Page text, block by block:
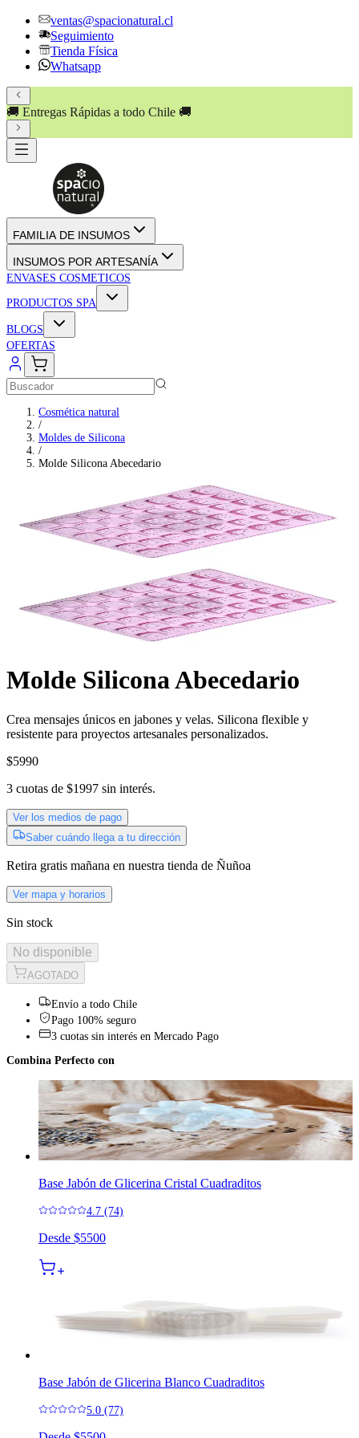
ventas@spacionatural.cl
Seguimiento
Tienda Física
Whatsapp
🚚 Entregas Rápidas a todo Chile 🚚
FAMILIA DE INSUMOS
INSUMOS POR ARTESANÍA
ENVASES COSMETICOS
PRODUCTOS SPA
BLOGS
OFERTAS
Cosmética natural
/
Moldes de Silicona
/
Molde Silicona Abecedario
Molde Silicona Abecedario
Crea mensajes únicos en jabones y velas. Silicona flexible y
resistente para proyectos artesanales personalizados.
$5990
3 cuotas de $1997 sin interés.
Ver los medios de pago
Saber cuándo llega a tu dirección
Retira gratis mañana en nuestra tienda de Ñuñoa
Ver mapa y horarios
Sin stock
No disponible
AGOTADO
Envío a todo Chile
Pago 100% seguro
3 cuotas sin interés en Mercado Pago
Combina Perfecto con
Base Jabón de Glicerina Cristal Cuadraditos
4.7 (74)
Desde $5500
Base Jabón de Glicerina Blanco Cuadraditos
5.0 (77)